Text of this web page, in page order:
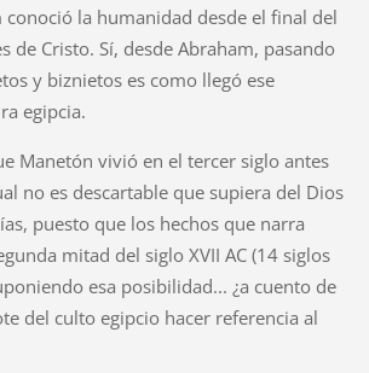
conoció la humanidad desde el final del
de Cristo. Sí, desde Abraham, pasando
y biznietos es como llegó ese
egipcia.
Manetón vivió en el tercer siglo antes
no es descartable que supiera del Dios
puesto que los hechos que narra
mitad del siglo XVII AC (14 siglos
esa posibilidad... ¿a cuento de
del culto egipcio hacer referencia al